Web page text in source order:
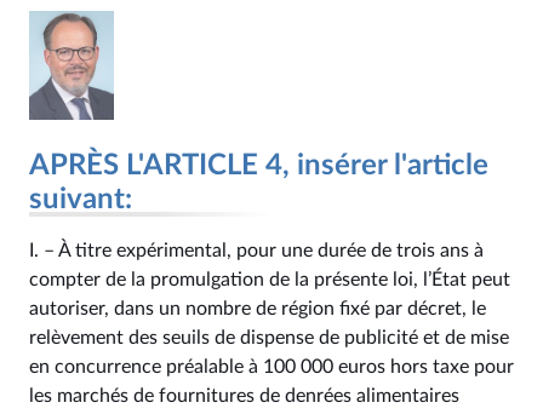
APRÈS L'ARTICLE 4, insérer l'article
suivant:
I. – À titre expérimental, pour une durée de trois ans à
compter de la promulgation de la présente loi, l’État peut
autoriser, dans un nombre de région fixé par décret, le
relèvement des seuils de dispense de publicité et de mise
en concurrence préalable à 100 000 euros hors taxe pour
les marchés de fournitures de denrées alimentaires